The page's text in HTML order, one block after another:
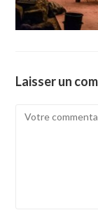
Laisser un
Comment